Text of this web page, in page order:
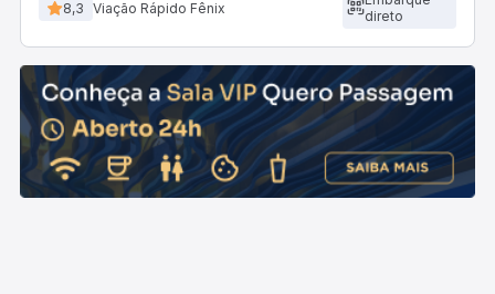
8,3 Viação Rápido Fênix
direto